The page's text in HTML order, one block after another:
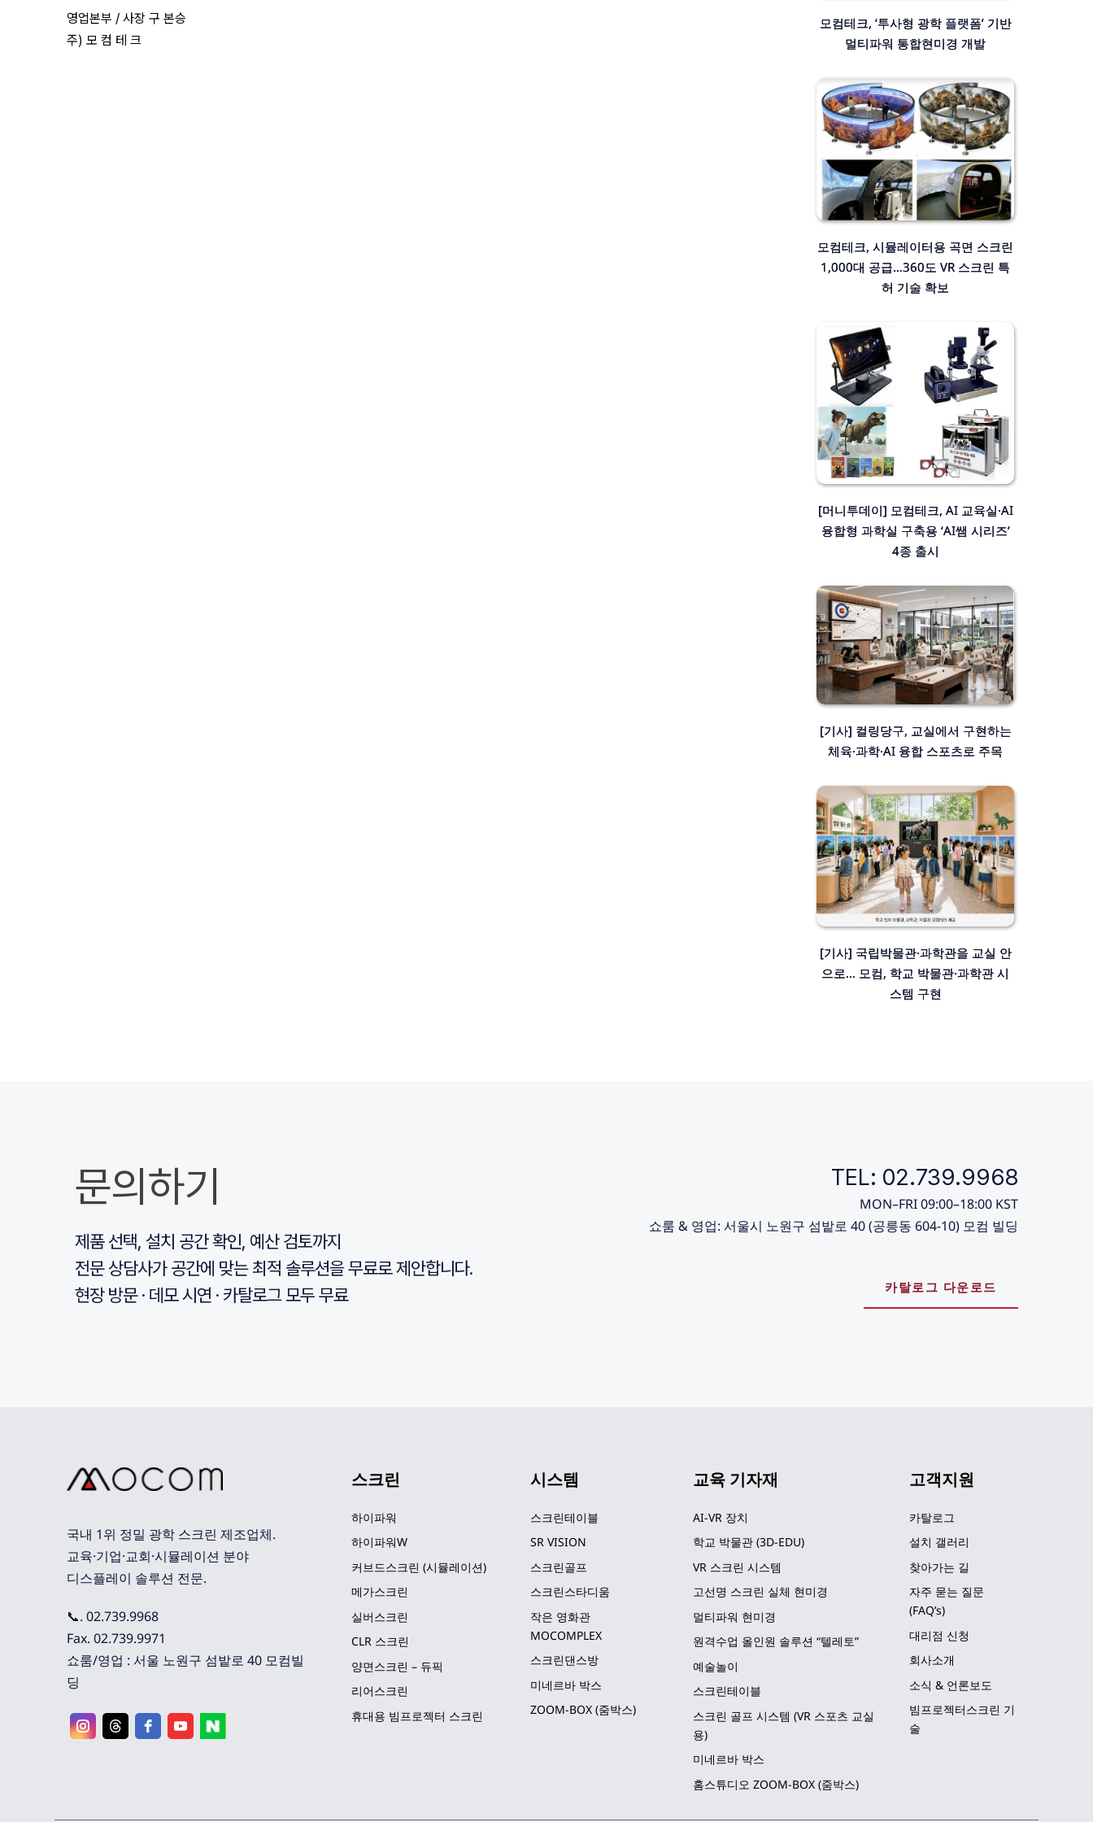
영업본부 / 사장 구 본승
주) 모 컴 테 크
모컴테크, ‘투사형 광학 플랫폼’ 기반
멀티파워 통합현미경 개발
모컴테크, 시뮬레이터용 곡면 스크린
1,000대 공급…360도 VR 스크린 특
허 기술 확보
[머니투데이] 모컴테크, AI 교육실·AI
융합형 과학실 구축용 ‘AI쌤 시리즈’
4종 출시
[기사] 컬링당구, 교실에서 구현하는
체육·과학·AI 융합 스포츠로 주목
[기사] 국립박물관·과학관을 교실 안
으로… 모컴, 학교 박물관·과학관 시
스템 구현
문의하기
제품 선택, 설치 공간 확인, 예산 검토까지
전문 상담사가 공간에 맞는 최적 솔루션을 무료로 제안합니다.
현장 방문 · 데모 시연 · 카탈로그 모두 무료
TEL: 02.739.9968
MON–FRI 09:00–18:00 KST
쇼룸 & 영업: 서울시 노원구 섬밭로 40 (공릉동 604-10) 모컴 빌딩
카탈로그 다운로드
국내 1위 정밀 광학 스크린 제조업체.
교육·기업·교회·시뮬레이션 분야
디스플레이 솔루션 전문.
📞. 02.739.9968
Fax. 02.739.9971
쇼룸/영업 : 서울 노원구 섬밭로 40 모컴빌
딩
스크린
하이파워
하이파워W
커브드스크린 (시뮬레이션)
메가스크린
실버스크린
CLR 스크린
양면스크린 – 듀픽
리어스크린
휴대용 빔프로젝터 스크린
시스템
스크린테이블
SR VISION
스크린골프
스크린스타디움
작은 영화관
MOCOMPLEX
스크린댄스방
미네르바 박스
ZOOM-BOX (줌박스)
교육 기자재
AI-VR 장치
학교 박물관 (3D-EDU)
VR 스크린 시스템
고선명 스크린 실체 현미경
멀티파워 현미경
원격수업 올인원 솔루션 “텔레토”
예술놀이
스크린테이블
스크린 골프 시스템 (VR 스포츠 교실
용)
미네르바 박스
홈스튜디오 ZOOM-BOX (줌박스)
고객지원
카탈로그
설치 갤러리
찾아가는 길
자주 묻는 질문
(FAQ’s)
대리점 신청
회사소개
소식 & 언론보도
빔프로젝터스크린 기
술